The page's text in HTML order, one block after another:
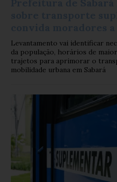
Levantamento vai identificar
da população, horários de
trajetos para aprimorar o
mobilidade urbana em Sabará